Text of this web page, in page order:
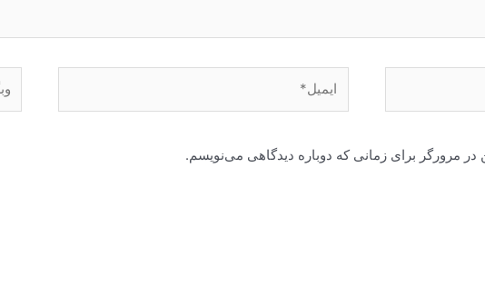
در مرورگر برای زمانی که دوباره دیدگاهی می‌نویسم.